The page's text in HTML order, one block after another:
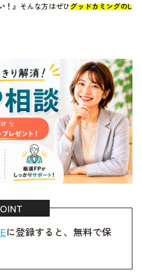
』 そんな方はぜひグッドカミングのL
に登録すると、無料で保